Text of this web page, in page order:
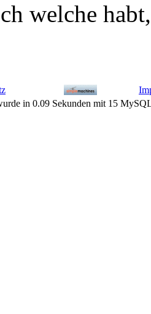
welche
in 0.09 Sekunden mit 15